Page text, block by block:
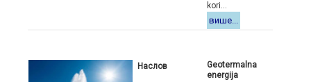
kori...
више...
Наслов
Geotermalna
energija